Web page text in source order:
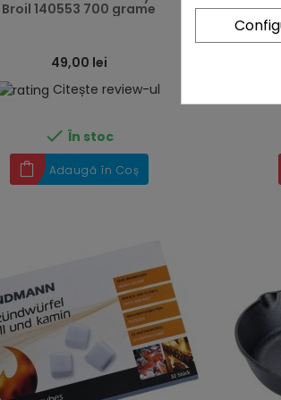
Broil 140553 700 grame
49,00 lei
Citește review-ul
 În stoc
Adaugă în Coș